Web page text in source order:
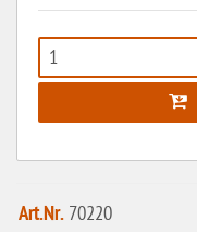
ohne Hefe
Bio
Art.Nr. 70220